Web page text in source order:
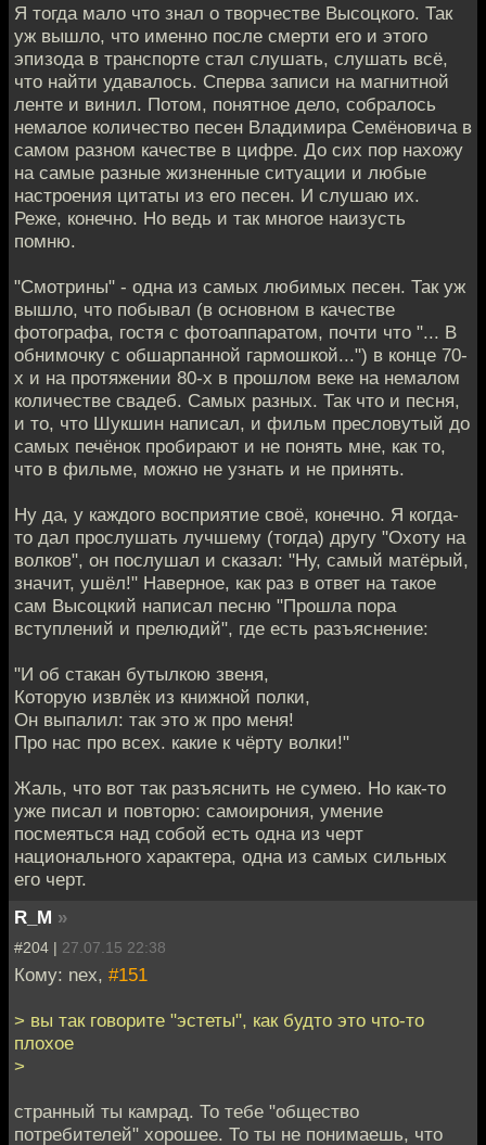
Я тогда мало что знал о творчестве Высоцкого. Так
уж вышло, что именно после смерти его и этого
эпизода в транспорте стал слушать, слушать всё,
что найти удавалось. Сперва записи на магнитной
ленте и винил. Потом, понятное дело, собралось
немалое количество песен Владимира Семёновича в
самом разном качестве в цифре. До сих пор нахожу
на самые разные жизненные ситуации и любые
настроения цитаты из его песен. И слушаю их.
Реже, конечно. Но ведь и так многое наизусть
помню.
"Смотрины" - одна из самых любимых песен. Так уж
вышло, что побывал (в основном в качестве
фотографа, гостя с фотоаппаратом, почти что "... В
обнимочку с обшарпанной гармошкой...") в конце 70-
х и на протяжении 80-х в прошлом веке на немалом
количестве свадеб. Самых разных. Так что и песня,
и то, что Шукшин написал, и фильм пресловутый до
самых печёнок пробирают и не понять мне, как то,
что в фильме, можно не узнать и не принять.
Ну да, у каждого восприятие своё, конечно. Я когда-
то дал прослушать лучшему (тогда) другу "Охоту на
волков", он послушал и сказал: "Ну, самый матёрый,
значит, ушёл!" Наверное, как раз в ответ на такое
сам Высоцкий написал песню "Прошла пора
вступлений и прелюдий", где есть разъяснение:
"И об стакан бутылкою звеня,
Которую извлёк из книжной полки,
Он выпалил: так это ж про меня!
Про нас про всех. какие к чёрту волки!"
Жаль, что вот так разъяснить не сумею. Но как-то
уже писал и повторю: самоирония, умение
посмеяться над собой есть одна из черт
национального характера, одна из самых сильных
его черт.
R_M »
#204 | 27.07.15 22:38
Кому: nex, #151
> вы так говорите "эстеты", как будто это что-то
плохое
>
странный ты камрад. То тебе "общество
потребителей" хорошее. То ты не понимаешь, что